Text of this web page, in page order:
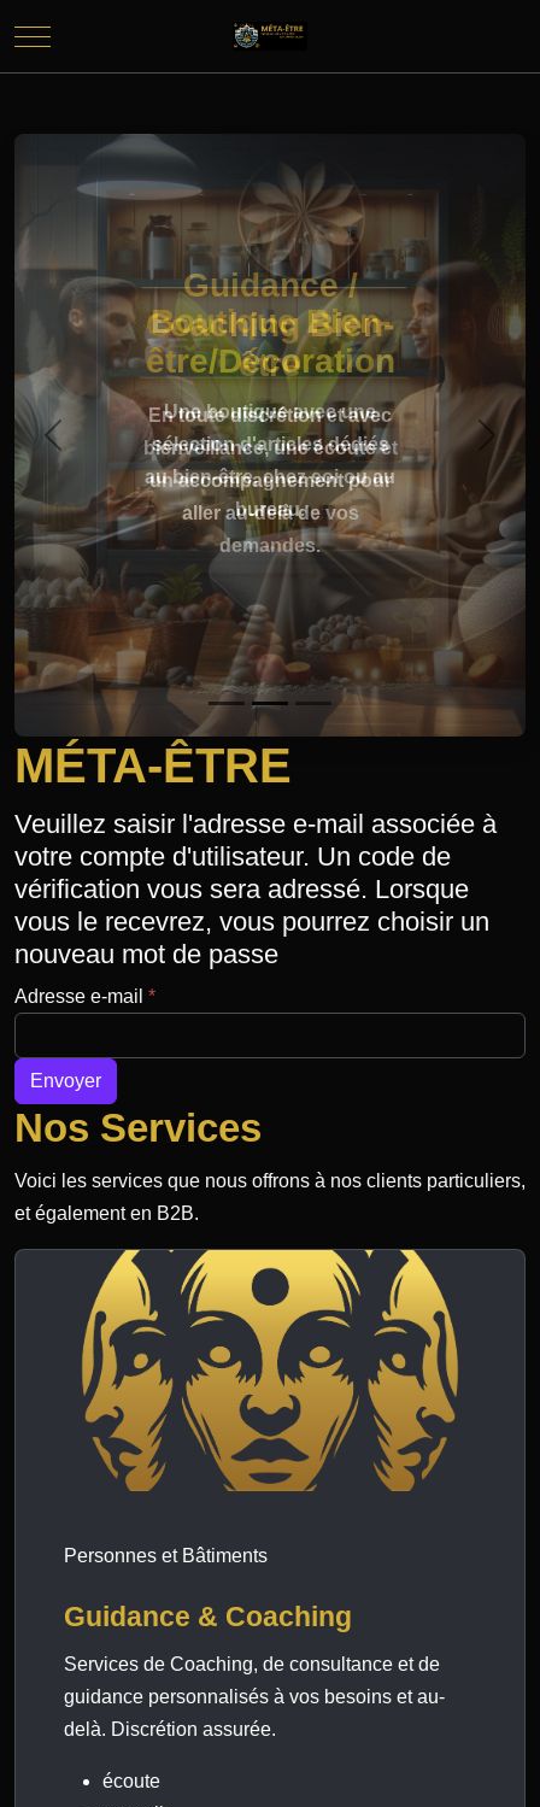
Mobile Menu Toggle
Guidance /
Coaching Bien-
être
En toute discrétion et avec
bienveillance, une écoute et
un accompagnement pour
aller au-delà de vos
demandes.
Previous Next
MÉTA-ÊTRE
Veuillez saisir l'adresse e-mail associée à
votre compte d'utilisateur. Un code de
vérification vous sera adressé. Lorsque
vous le recevrez, vous pourrez choisir un
nouveau mot de passe
Adresse e-mail *
Système Captcha
Envoyer
Nos Services
Voici les services que nous offrons à nos clients particuliers,
et également en B2B.
Personnes et Bâtiments
Guidance & Coaching
Services de Coaching, de consultance et de
guidance personnalisés à vos besoins et au-
delà. Discrétion assurée.
écoute